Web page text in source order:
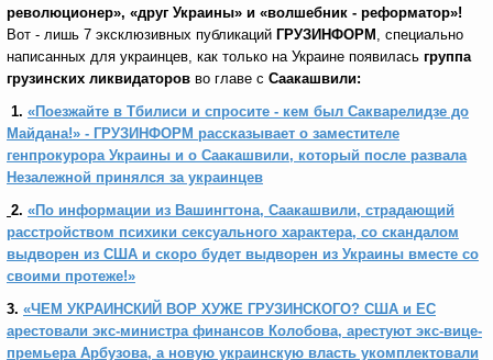
революционер», «друг Украины» и «волшебник - реформатор»!
Вот - лишь 7 эксклюзивных публикаций ГРУЗИНФОРМ , специально
написанных для украинцев, как только на Украине появилась группа
грузинских ликвидаторов во главе с Саакашвили:
1. «Поезжайте в Тбилиси и спросите - кем был Сакварелидзе до
Майдана!» - ГРУЗИНФОРМ рассказывает о заместителе
генпрокурора Украины и о Саакашвили, который после развала
Незалежной принялся за украинцев
2. «По информации из Вашингтона, Саакашвили, страдающий
расстройством психики сексуального характера, со скандалом
выдворен из США и скоро будет выдворен из Украины вместе со
своими протеже!»
3. «ЧЕМ УКРАИНСКИЙ ВОР ХУЖЕ ГРУЗИНСКОГО? США и ЕС
арестовали экс-министра финансов Колобова, арестуют экс-вице-
премьера Арбузова, а новую украинскую власть укомплектовали